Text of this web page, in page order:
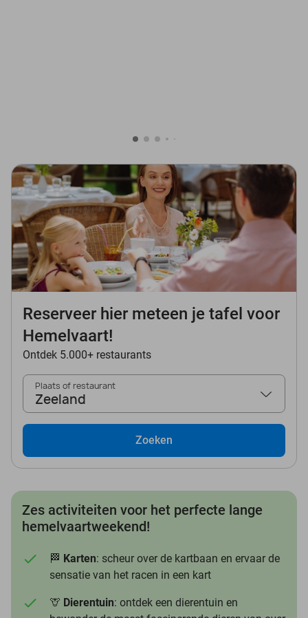
Reserveer hier meteen je tafel voor
Hemelvaart!
Ontdek 5.000+ restaurants
Plaats of restaurant
Zeeland
Zoeken
Zes activiteiten voor het perfecte lange
hemelvaartweekend!
🏁 Karten: scheur over de kartbaan en ervaar de
sensatie van het racen in een kart
🦒 Dierentuin: ontdek een dierentuin en